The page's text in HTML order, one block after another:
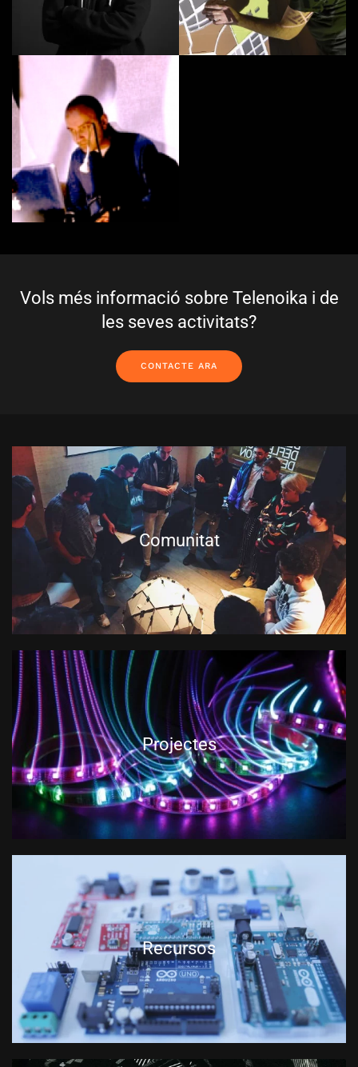
Vols més informació sobre Telenoika i de
les seves activitats?
CONTACTE ARA
Comunitat
Projectes
Recursos